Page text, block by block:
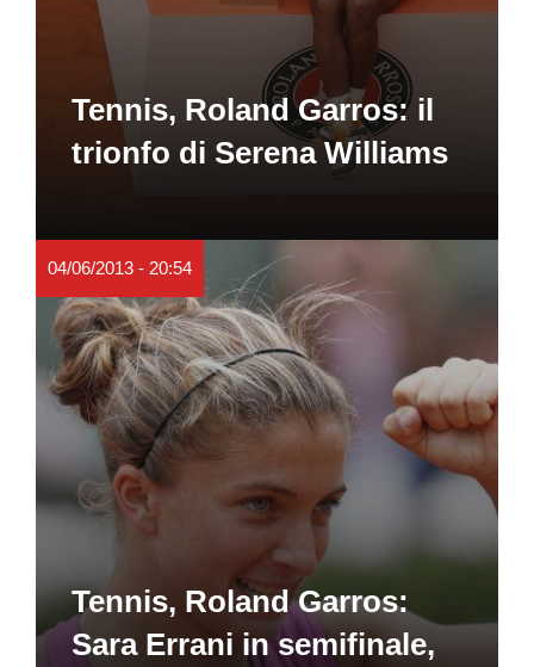
Tennis, Roland Garros: il
trionfo di Serena Williams
04/06/2013 - 20:54
Tennis, Roland Garros:
Sara Errani in semifinale,